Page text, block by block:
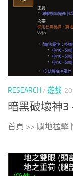
RESEARCH/ 遊戲
暗黑破壞神3
首頁 >> 闢地猛擊